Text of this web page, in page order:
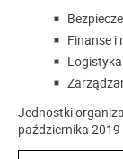
Finanse i
Logistyka
Jednostki
października 2019